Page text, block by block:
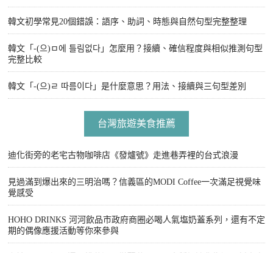
韓文初學常見20個錯誤：語序、助詞、時態與自然句型完整整理
韓文「-(으)ㅁ에 틀림없다」怎麼用？接續、確信程度與相似推測句型
完整比較
韓文「-(으)ㄹ 따름이다」是什麼意思？用法、接續與三句型差別
台灣旅遊美食推薦
迪化街旁的老宅古物咖啡店《發爐號》走進巷弄裡的台式浪漫
見過滿到爆出來的三明治嗎？信義區的MODI Coffee一次滿足視覺味
覺感受
HOHO DRINKS 河河飲品市政府商圈必喝人氣塩奶蓋系列，還有不定
期的偶像應援活動等你來參與